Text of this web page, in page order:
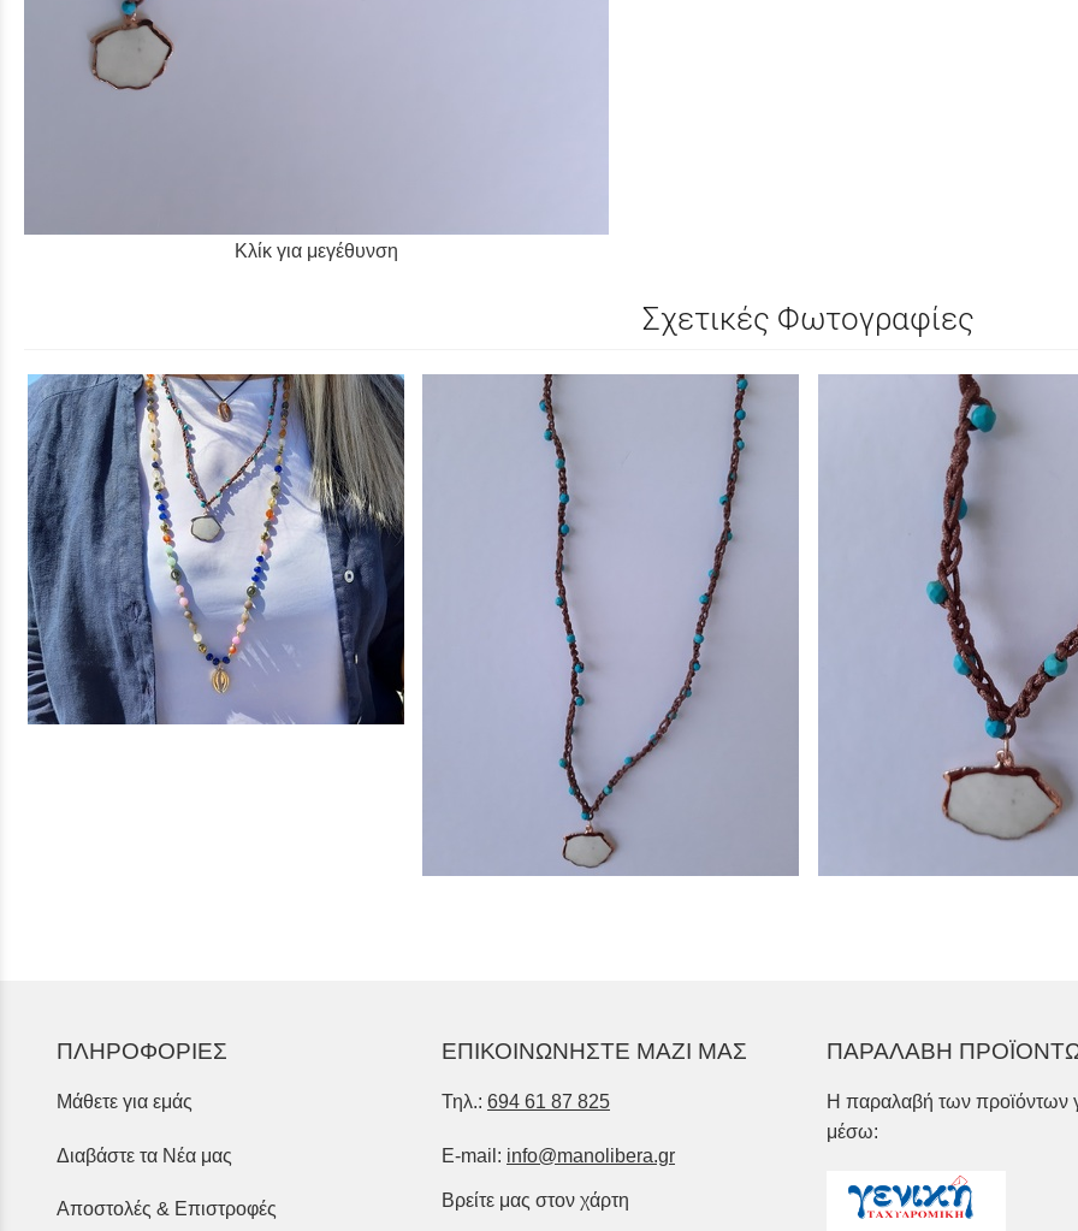
Κλίκ για μεγέθυνση
Σχετικές Φωτογραφίες
ΠΛΗΡΟΦΟΡΙΕΣ
Μάθετε για εμάς
Διαβάστε τα Νέα μας
Αποστολές & Επιστροφές
ΕΠΙΚΟΙΝΩΝΗΣΤΕ ΜΑΖΙ ΜΑΣ
Τηλ.: 694 61 87 825
E-mail: info@manolibera.gr
Βρείτε μας στον χάρτη
ΠΑΡΑΛΑΒΗ
Η παραλαβή των προϊόντων
μέσω: